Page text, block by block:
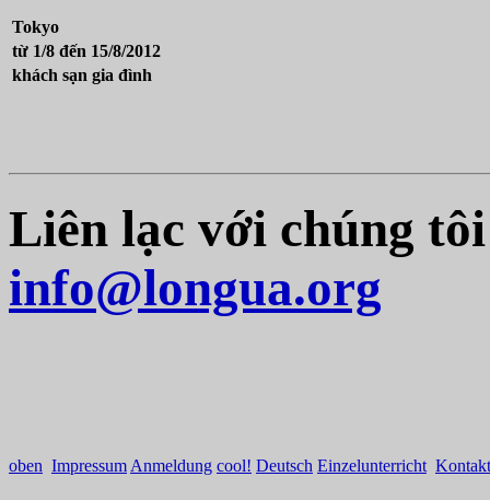
Tokyo
từ 1/8 đến 15/8/2012
khách sạn gia đình
Liên lạc với chúng
info@longua.org
oben Impressum Anmeldung cool! Deutsch Einzelunterricht Kontakt